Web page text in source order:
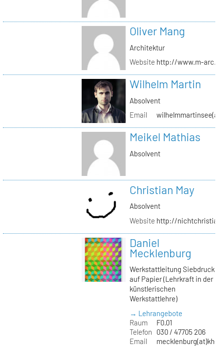
Oliver Mang
Architektur
Website http://www.m-
Wilhelm Martin
Absolvent
Email
Meikel Mathias
Absolvent
Christian May
Absolvent
Website http://
Daniel
Mecklenburg
Werkstattleitung Siebdruck
auf Papier (Lehrkraft in der
künstlerischen
Werkstattlehre)
→ Lehrangebote
Raum
F0.01
Telefon
030 / 47705 206
Email